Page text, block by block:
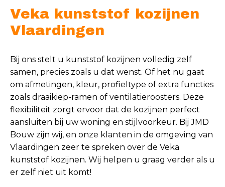
Veka kunststof kozijnen
Vlaardingen
Bij ons stelt u kunststof kozijnen volledig zelf
samen, precies zoals u dat wenst. Of het nu gaat
om afmetingen, kleur, profieltype of extra functies
zoals draaikiep-ramen of ventilatieroosters. Deze
flexibiliteit zorgt ervoor dat de kozijnen perfect
aansluiten bij uw woning en stijlvoorkeur. Bij JMD
Bouw zijn wij, en onze klanten in de omgeving van
Vlaardingen zeer te spreken over de Veka
kunststof kozijnen. Wij helpen u graag verder als u
er zelf niet uit komt!